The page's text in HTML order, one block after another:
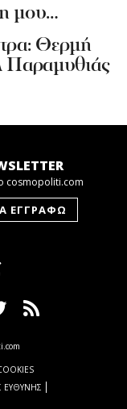
μου…
Θερμή
Παραμυθιάς
cosmopoliti.com
ΕΥΘΥΝΗΣ